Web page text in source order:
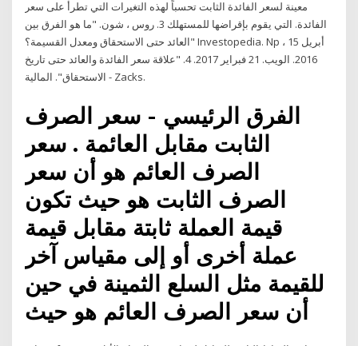
معينة لسعر الفائدة الثابت تحسباً لهذه التغيرات التي تطرأ على سعر
الفائدة. التي يقوم بإقراضها للمستهلك 3. روس ، شون. "ما هو الفرق بين
العائد حتى الاستحقاق ومعدل القسيمة؟" Investopedia. Np ، 15 أبريل
2016. الويب. 21 فبراير 2017. 4. "علاقة سعر الفائدة والعائد حتى تاريخ
الاستحقاق". المالية - Zacks.
الفرق الرئيسي - سعر الصرف
الثابت مقابل العائمة . سعر
الصرف العائم هو أن سعر
الصرف الثابت هو حيث تكون
قيمة العملة ثابتة مقابل قيمة
عملة أخرى أو إلى مقياس آخر
للقيمة مثل السلع الثمينة في حين
أن سعر الصرف العائم هو حيث